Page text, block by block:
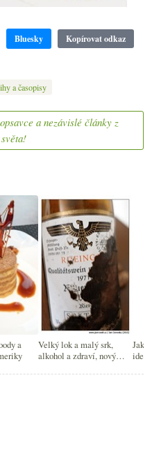
Bluesky Kopírovat odkaz
a časopisy
a nezávislé články z
a
Velký lok a malý srk,
alkohol a zdraví, nový
Jak